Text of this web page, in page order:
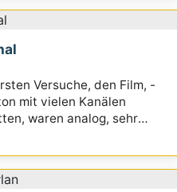
Versuche, den Film, -
mit vielen Kanälen
waren analog, sehr